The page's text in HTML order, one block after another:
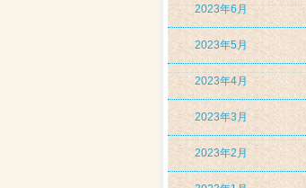
2023年6月
2023年5月
2023年4月
2023年3月
2023年2月